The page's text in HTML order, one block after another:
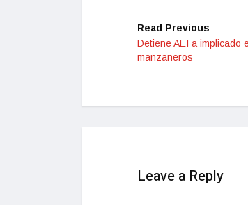
Read Previous
Detiene AEI a implicado
manzaneros
Leave a Reply